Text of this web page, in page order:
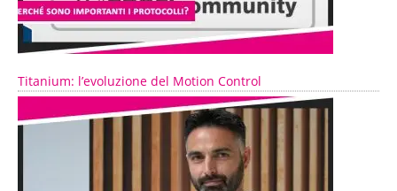
Titanium: l’evoluzione del Motion Control